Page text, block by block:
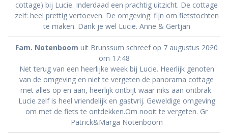
cottage) bij Lucie. Inderdaad een prachtig uitzicht. De cottage
zelf: heel prettig vertoeven. De omgeving: fijn om fietstochten
te maken. Dank je wel Lucie. Anne & Gertjan
Fam. Notenboom uit Brunssum schreef op 7 augustus 2020
om 17:48
Net terug van een heerlijke week bij Lucie. Heerlijk genoten
van de omgeving en niet te vergeten de panorama cottage
met alles op en aan, heerlijk ontbijt waar niks aan ontbrak.
Lucie zelf is heel vriendelijk en gastvrij. Geweldige omgeving
om met de fiets te ontdekken.Om nooit te vergeten. Gr
Patrick&Marga Notenboom
...